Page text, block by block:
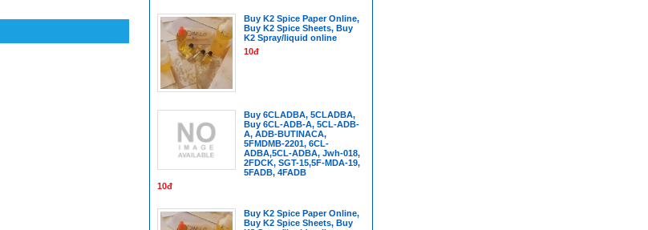
Buy K2 Spice Paper Online,
Buy K2 Spice Sheets, Buy
K2 Spray/liquid online
10đ
Buy 6CLADBA, 5CLADBA,
Buy 6CL-ADB-A, 5CL-ADB-
A, ADB-BUTINACA,
5FMDMB-2201, 6CL-
ADBA,5CL-ADBA, Jwh-018,
2FDCK, SGT-15,5F-MDA-19,
5FADB, 4FADB
10đ
Buy K2 Spice Paper Online,
Buy K2 Spice Sheets, Buy